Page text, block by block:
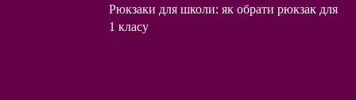
Рюкзаки для школи: як обрати рюкзак для
1 класу